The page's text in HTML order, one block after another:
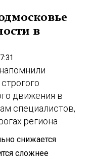
в
движения в
специалистов,
региона
снижается
сложнее